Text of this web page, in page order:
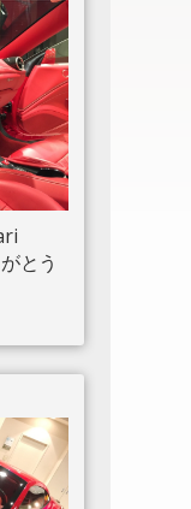
とう